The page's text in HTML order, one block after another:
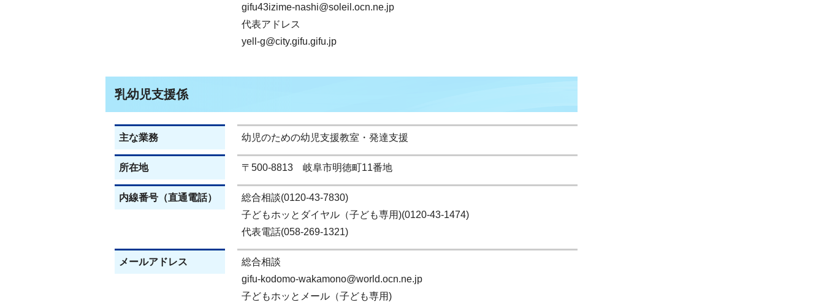
gifu43izime-nashi@soleil.ocn.ne.jp
代表アドレス
yell-g@city.gifu.gifu.jp
乳幼児支援係
主な業務 幼児のための幼児支援教室・発達支援
所在地 〒500-8813 岐阜市明徳町11番地
内線番号（直通電話）
総合相談(0120-43-7830)
子どもホッとダイヤル（子ども専用)(0120-43-1474)
代表電話(058-269-1321)
メールアドレス
総合相談
gifu-kodomo-wakamono@world.ocn.ne.jp
子どもホッとメール（子ども専用)